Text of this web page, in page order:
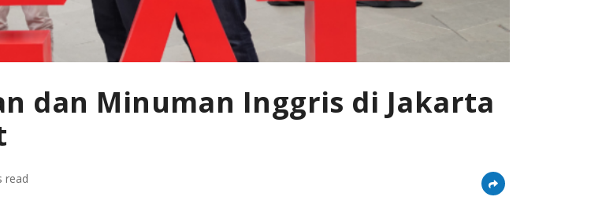
dan Minuman Inggris di Jakarta
read